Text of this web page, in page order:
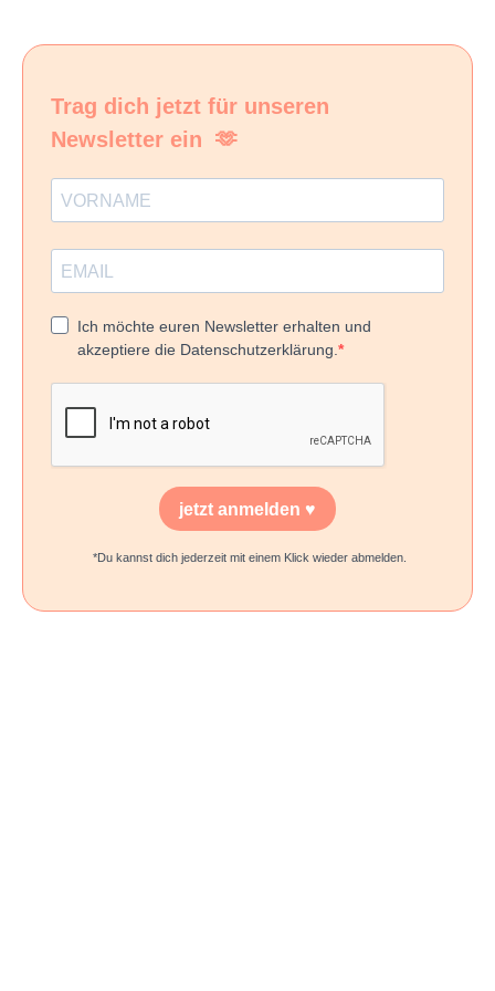
Trag dich jetzt für unseren
Newsletter ein 🫶
Ich möchte euren Newsletter erhalten und
akzeptiere die Datenschutzerklärung.
jetzt anmelden ♥
*Du kannst dich jederzeit mit einem Klick wieder abmelden.